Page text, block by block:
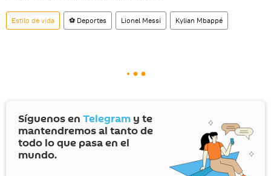
Estilo de vida ⚽ Deportes Lionel Messi Kylian Mbappé
Síguenos en Telegram y te
mantendremos al tanto de
todo lo que pasa en el
mundo.